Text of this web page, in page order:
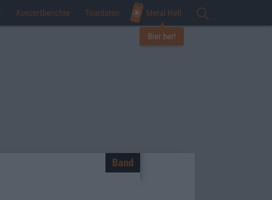
Konzertberichte Tourdaten Metal Hell
Bier her!
Band